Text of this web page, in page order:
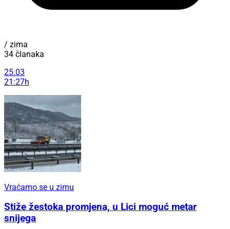
/ zima
34 članaka
25.03
21:27h
Vraćamo se u zimu
Stiže žestoka promjena, u Lici moguć metar
snijega